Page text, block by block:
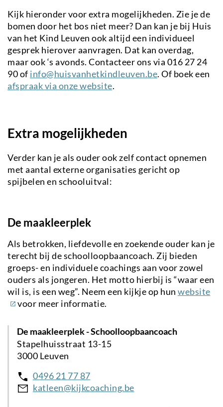
Kijk hieronder voor extra mogelijkheden. Zie je de
bomen door het bos niet meer? Dan kan je bij Huis
van het Kind Leuven ook altijd een individueel
gesprek hierover aanvragen. Dat kan overdag,
maar ook ‘s avonds. Contacteer ons via 016 27 24
90 of info@huisvanhetkindleuven.be. Of boek een
afspraak via onze website.
Extra mogelijkheden
Verder kan je als ouder ook zelf contact opnemen
met aantal externe organisaties gericht op
spijbelen en schooluitval:
De maakleerplek
Als betrokken, liefdevolle en zoekende ouder kan je
terecht bij de schoolloopbaancoach. Zij bieden
groeps- en individuele coachings aan voor zowel
ouders als jongeren. Het motto hierbij is “waar een
wil is, is een weg”. Neem een kijkje op hun website
voor meer informatie.
De maakleerplek - Schoolloopbaancoach
Stapelhuisstraat 13-15
3000 Leuven
0496 21 77 87
katleen@kijkcoaching.be